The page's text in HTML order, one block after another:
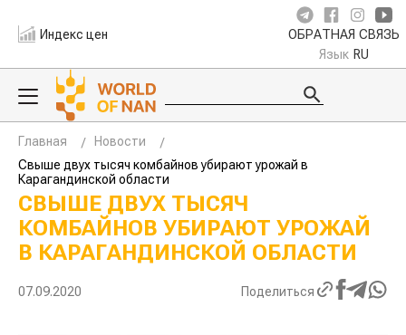
Индекс цен ОБРАТНАЯ СВЯЗЬ
Язык RU
Главная
Новости
Свыше двух тысяч комбайнов убирают урожай в
Карагандинской области
СВЫШЕ ДВУХ ТЫСЯЧ
КОМБАЙНОВ УБИРАЮТ УРОЖАЙ
В КАРАГАНДИНСКОЙ ОБЛАСТИ
07.09.2020 Поделиться